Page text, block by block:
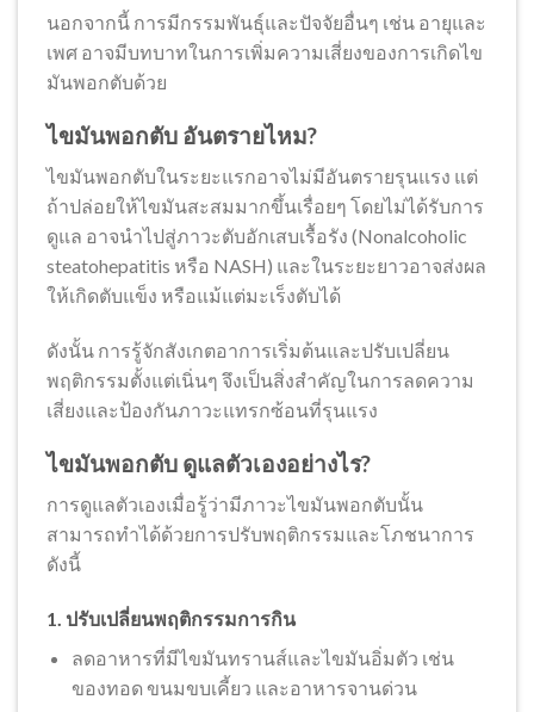
นอกจากนี้ การมีกรรมพันธุ์และปัจจัยอื่นๆ เช่น อายุและ
เพศ อาจมีบทบาทในการเพิ่มความเสี่ยงของการเกิดไข
มันพอกตับด้วย
ไขมันพอกตับ อันตรายไหม?
ไขมันพอกตับในระยะแรกอาจไม่มีอันตรายรุนแรง แต่
ถ้าปล่อยให้ไขมันสะสมมากขึ้นเรื่อยๆ โดยไม่ได้รับการ
ดูแล อาจนำไปสู่ภาวะตับอักเสบเรื้อรัง (Nonalcoholic
steatohepatitis หรือ NASH) และในระยะยาวอาจส่งผล
ให้เกิดตับแข็ง หรือแม้แต่มะเร็งตับได้
ดังนั้น การรู้จักสังเกตอาการเริ่มต้นและปรับเปลี่ยน
พฤติกรรมตั้งแต่เนิ่นๆ จึงเป็นสิ่งสำคัญในการลดความ
เสี่ยงและป้องกันภาวะแทรกซ้อนที่รุนแรง
ไขมันพอกตับ ดูแลตัวเองอย่างไร?
การดูแลตัวเองเมื่อรู้ว่ามีภาวะไขมันพอกตับนั้น
สามารถทำได้ด้วยการปรับพฤติกรรมและโภชนาการ
ดังนี้
1. ปรับเปลี่ยนพฤติกรรมการกิน
ลดอาหารที่มีไขมันทรานส์และไขมันอิ่มตัว เช่น
ของทอด ขนมขบเคี้ยว และอาหารจานด่วน